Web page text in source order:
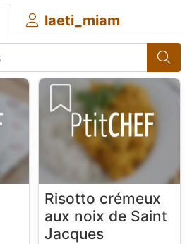
laeti_miam
Risotto crémeux
aux noix de Saint
Jacques